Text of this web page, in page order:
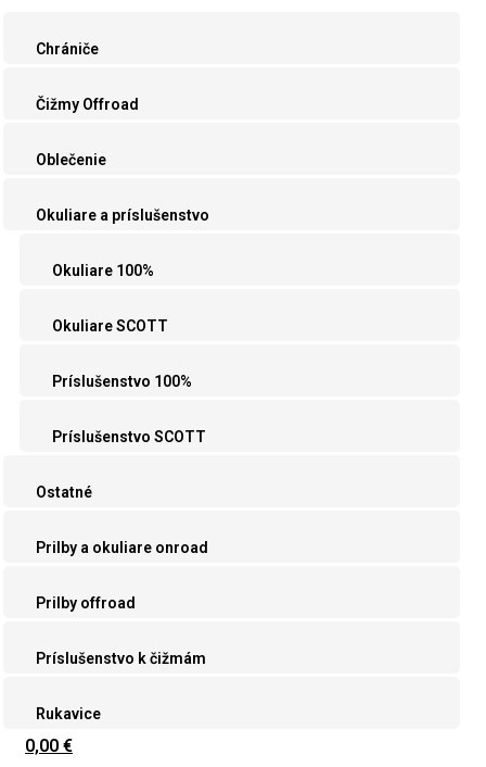
Chrániče
Čižmy Offroad
Oblečenie
Okuliare a príslušenstvo
Okuliare 100%
Okuliare SCOTT
Príslušenstvo 100%
Príslušenstvo SCOTT
Ostatné
Prilby a okuliare onroad
Prilby offroad
Príslušenstvo k čižmám
Rukavice
0,00 €